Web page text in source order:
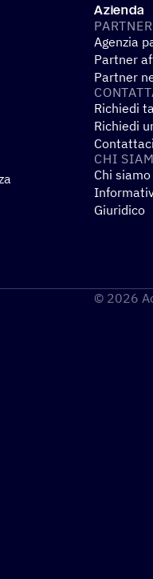
Azienda
Agenzia
Partner
Partner
Richiedi
Richiedi
Contattaci
CHI
Chi siamo
Giuridico
© 2026